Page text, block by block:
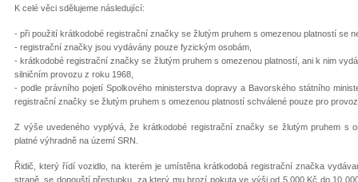
K celé věci sdělujeme následující:
- při použití krátkodobé registrační značky se žlutým pruhem s omezenou platností se
- registrační značky jsou vydávány pouze fyzickým osobám,
- krátkodobé registrační značky se žlutým pruhem s omezenou platností, ani k nim
silničním provozu z roku 1968,
- podle právního pojetí Spolkového ministerstva dopravy a Bavorského státního
registrační značky se žlutým pruhem s omezenou platností schválené pouze pro
Z výše uvedeného vyplývá, že krátkodobé registrační značky se žlutým pruhem s
platné výhradně na území SRN.
Řidič, který řídí vozidlo, na kterém je umístěna krátkodobá registrační značka
straně, se dopouští přestupku, za který mu hrozí pokuta ve výši od 5 000 Kč do 10